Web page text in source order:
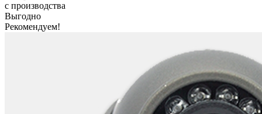
с производства
Выгодно
Рекомендуем!